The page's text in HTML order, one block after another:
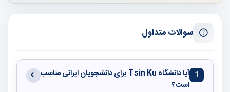
سوالات متداول
1
آیا دانشگاه Tsin Ku برای دانشجویان ایرانی مناسب
است؟